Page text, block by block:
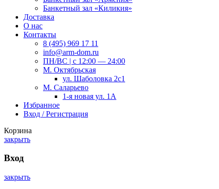
Банкетный зал «Киликия»
Доставка
О нас
Контакты
8 (495) 969 17 11
info@arm-dom.ru
ПН/ВС | c 12:00 — 24:00
М. Октябрьская
ул. Шаболовка 2с1
М. Саларьево
1-я новая ул. 1А
Избранное
Вход / Регистрация
Корзина
закрыть
Вход
закрыть